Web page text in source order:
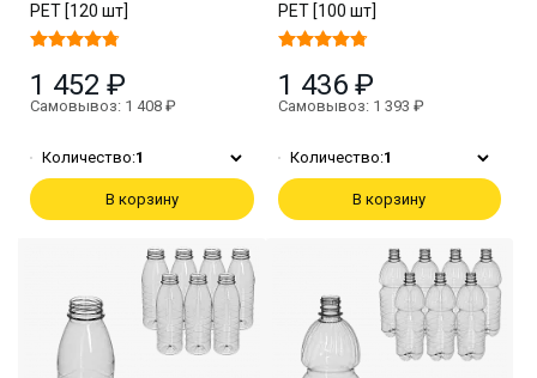
PET [120 шт]
1 452 ₽
Самовывоз: 1 408 ₽
Количество:1
В корзину
PET [100 шт]
1 436 ₽
Самовывоз: 1 393 ₽
Количество:1
В корзину